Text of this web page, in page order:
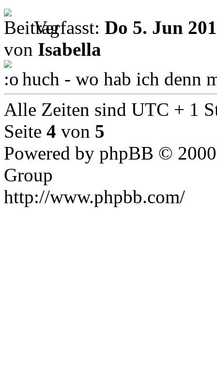
Verfasst: Do 5. Jun
von Isabella
huch - wo hab ich denn
Alle Zeiten sind UTC + 1
Seite 4 von 5
Powered by phpBB ©
Group
http://www.phpbb.com/